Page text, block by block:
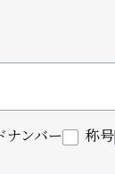
ナンバー 称号